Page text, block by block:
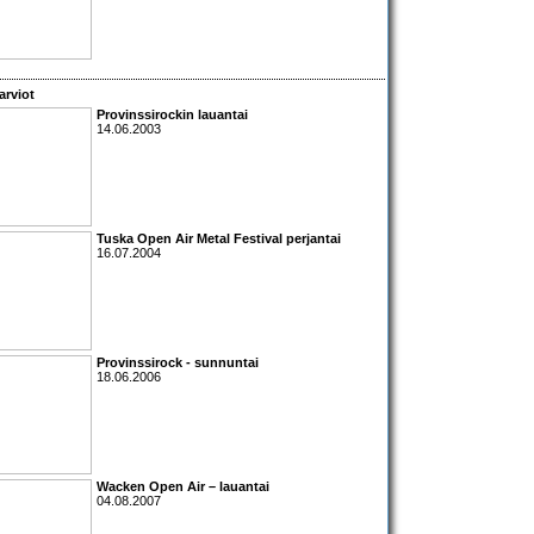
Provinssirockin lauantai
14.06.2003
Tuska Open Air Metal Festival perjantai
16.07.2004
Provinssirock - sunnuntai
18.06.2006
Wacken Open Air – lauantai
04.08.2007